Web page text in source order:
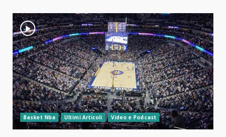
Basket Nba Ultimi Articoli Video e Podcast